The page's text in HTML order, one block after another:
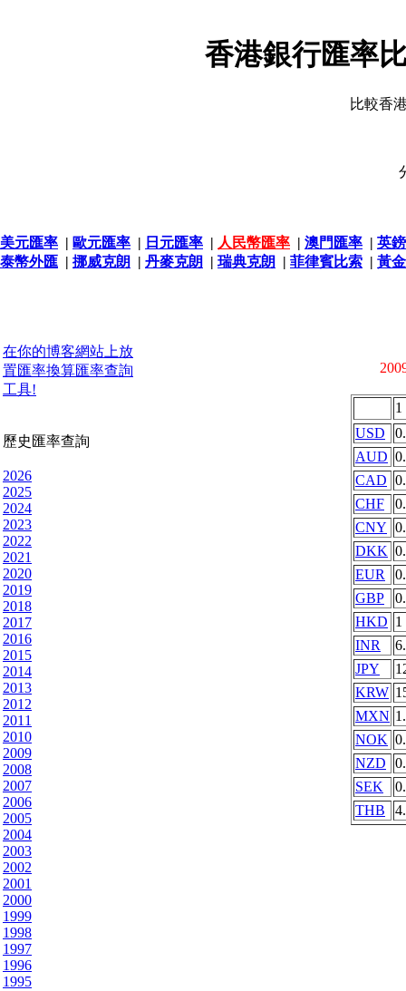
香港銀行匯率
比較香
美元匯率 | 歐元匯率 | 日元匯率 | 人民幣匯率 | 澳門匯率 | 英
泰幣外匯 | 挪威克朗 | 丹麥克朗 | 瑞典克朗 | 菲律賓比索 | 黃
在你的博客網站上放
置匯率換算匯率查詢
工具!
歷史匯率查詢
2026
2025
2024
2023
2022
2021
2020
2019
2018
2017
2016
2015
2014
2013
2012
2011
2010
2009
2008
2007
2006
2005
2004
2003
2002
2001
2000
1999
1998
1997
1996
1995
1
USD
AUD
CAD
CHF
CNY
DKK
EUR
GBP
HKD 1
INR
JPY
KRW
MXN
NOK
NZD
SEK
THB